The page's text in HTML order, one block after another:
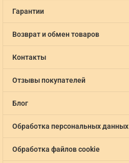
Гарантии
Возврат и обмен товаров
Контакты
Отзывы покупателей
Блог
Обработка персональных данных
Обработка файлов cookie